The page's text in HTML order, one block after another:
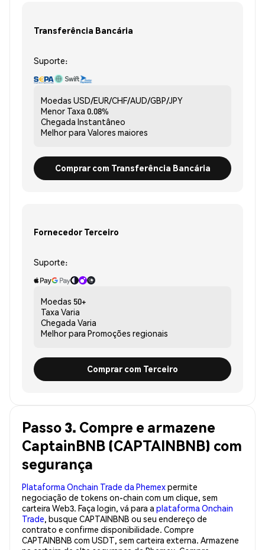
Transferência Bancária
Suporte:
Moedas USD/EUR/CHF/AUD/GBP/JPY
Menor Taxa 0.08%
Chegada Instantâneo
Melhor para Valores maiores
Comprar com Transferência Bancária
Fornecedor Terceiro
Suporte:
Moedas 50+
Taxa Varia
Chegada Varia
Melhor para Promoções regionais
Comprar com Terceiro
Passo 3. Compre e armazene
CaptainBNB (CAPTAINBNB) com
segurança
Plataforma Onchain Trade da Phemexpermite
negociação de tokens on-chain com um clique, sem
carteira Web3. Faça login, vá para a plataforma Onchain
Trade, busque CAPTAINBNB ou seu endereço de
contrato e confirme disponibilidade. Compre
CAPTAINBNB com USDT, sem carteira externa. Armazene